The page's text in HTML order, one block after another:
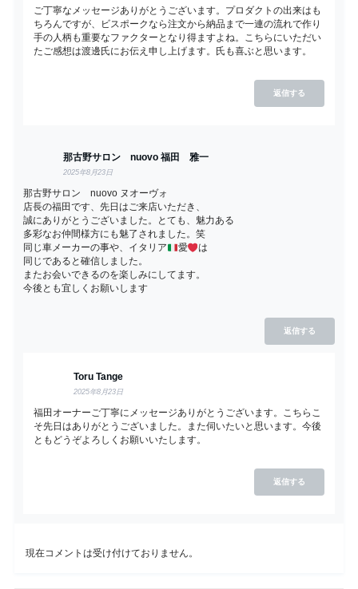
ご丁寧なメッセージありがとうございます。プロダクトの出来はも
ちろんですが、ビスポークなら注文から納品まで一連の流れで作り
手の人柄も重要なファクターとなり得ますよね。こちらにいただい
たご感想は渡邊氏にお伝え申し上げます。氏も喜ぶと思います。
返信する
那古野サロン nuovo 福田 雅一
2025年8月23日
那古野サロン nuovo ヌオーヴォ
店長の福田です、先日はご来店いただき、
誠にありがとうございました。とても、魅力ある
多彩なお仲間様方にも魅了されました。笑
同じ車メーカーの事や、イタリア
愛
は
同じであると確信しました。
またお会いできるのを楽しみにしてます。
今後とも宜しくお願いします
返信する
Toru Tange
2025年8月23日
福田オーナーご丁寧にメッセージありがとうございます。こちらこ
そ先日はありがとうございました。また伺いたいと思います。今後
ともどうぞよろしくお願いいたします。
返信する
現在コメントは受け付けておりません。